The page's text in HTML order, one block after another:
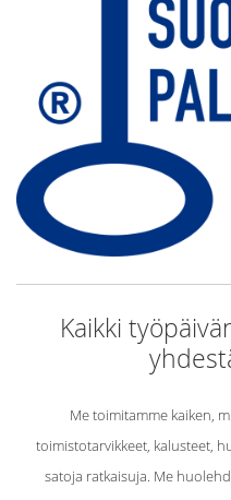
Kaikki
Me toimitamme kaiken,
toimistotarvikkeet, kalusteet,
satoja ratkaisuja. Me